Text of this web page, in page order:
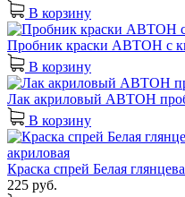
В корзину
Пробник краски АВТОН с
В корзину
Лак акриловый АВТОН
В корзину
Краска спрей Белая
225 руб.